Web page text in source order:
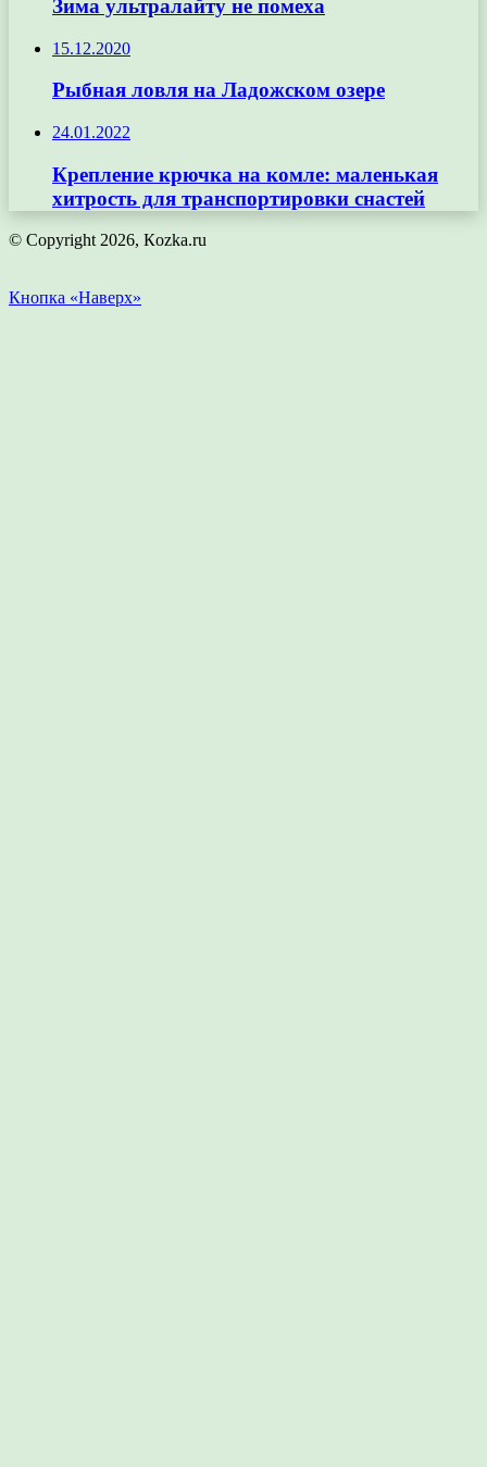
Зима ультралайту не помеха
15.12.2020
Рыбная ловля на Ладожском озере
24.01.2022
Крепление крючка на комле: маленькая
хитрость для транспортировки снастей
© Copyright 2026, Кozka.ru
Кнопка «Наверх»